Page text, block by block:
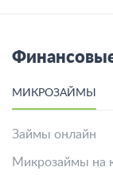
МИКРОЗАЙМЫ
Займы онлайн
Микрозаймы на